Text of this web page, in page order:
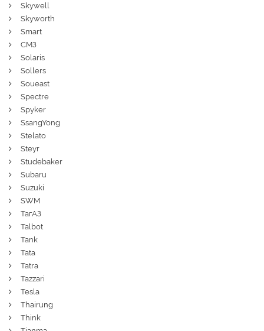
Skywell
Skyworth
Smart
СМЗ
Solaris
Sollers
Soueast
Spectre
Spyker
SsangYong
Stelato
Steyr
Studebaker
Subaru
Suzuki
SWM
ТагАЗ
Talbot
Tank
Tata
Tatra
Tazzari
Tesla
Thairung
Think